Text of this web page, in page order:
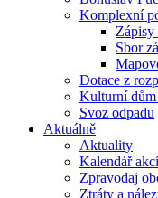
Komplexní
Sbor
Dotace z
Kulturní
Svoz odpadu
Aktuálně
Aktuality
Kalendář akcí
Zpravodaj
Ztráty a